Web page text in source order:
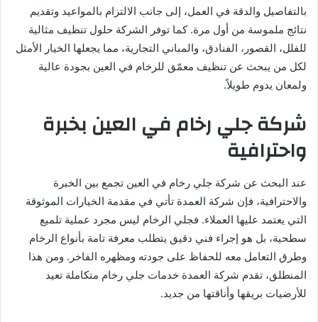
بالتفاصيل والدقة في العمل، إلى جانب الالتزام بالمواعيد وتقديم
نتائج ملموسة من أول مرة. كما توفر الشركة حلول تنظيف مثالية
للفلل، القصور، الفنادق، والمباني التجارية، مما يجعلها الخيار الأمثل
لكل من يبحث عن تنظيف معمّق للرخام في العين بجودة عالية
ولمعان يدوم طويلاً.
شركة جلي رخام في العين بخبرة
واحترافية
عند البحث عن شركة جلي رخام في العين تجمع بين الخبرة
والاحترافية، فإن شركة العمدة تأتي في مقدمة الخيارات الموثوقة
التي يعتمد عليها العملاء. فجلي الرخام ليس مجرد عملية تلميع
سطحية، بل هو إجراء فني دقيق يتطلب معرفة تامة بأنواع الرخام
وطرق التعامل معه للحفاظ على جودته ومظهره الفاخر. ومن هذا
المنطلق، تقدم شركة العمدة خدمات جلي رخام متكاملة تعيد
للأرضيات بريقها وأناقتها من جديد.